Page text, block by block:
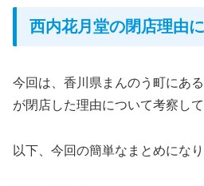
西内花月堂の閉店理由
今回は、香川県まんのう町にあ
が閉店した理由について考察して
以下、今回の簡単なまとめになり